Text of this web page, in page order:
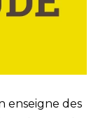
enseigne des